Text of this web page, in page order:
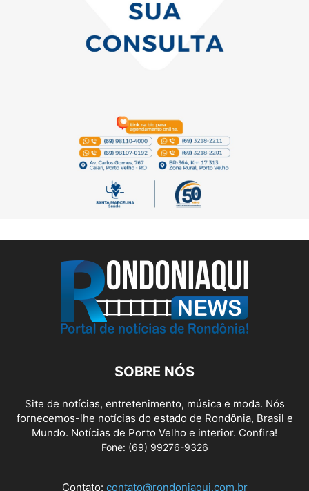
SOBRE NÓS
Site de notícias, entretenimento, música e moda. Nós
fornecemos-lhe notícias do estado de Rondônia, Brasil e
Mundo. Notícias de Porto Velho e interior. Confira!
Fone: (69) 99276-9326
Contato: contato@rondoniaqui.com.br